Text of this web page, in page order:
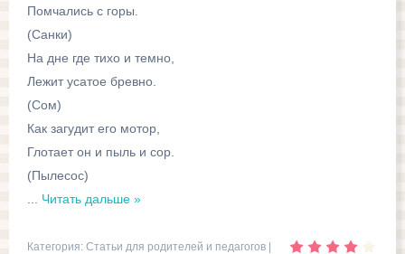
Помчались с горы.
(Санки)
На дне где тихо и темно,
Лежит усатое бревно.
(Сом)
Как загудит его мотор,
Глотает он и пыль и сор.
(Пылесос)
Читать дальше »
Категория: Статьи для родителей и педагогов |